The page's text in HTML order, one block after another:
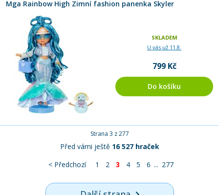
Mga Rainbow High Zimní fashion panenka Skyler
SKLADEM
U vás už 11.8.
799 Kč
Do košíku
Strana 3 z 277
Před vámi ještě 16 527 hraček
< Předchozí
1 2 3 4 5 6 ... 277